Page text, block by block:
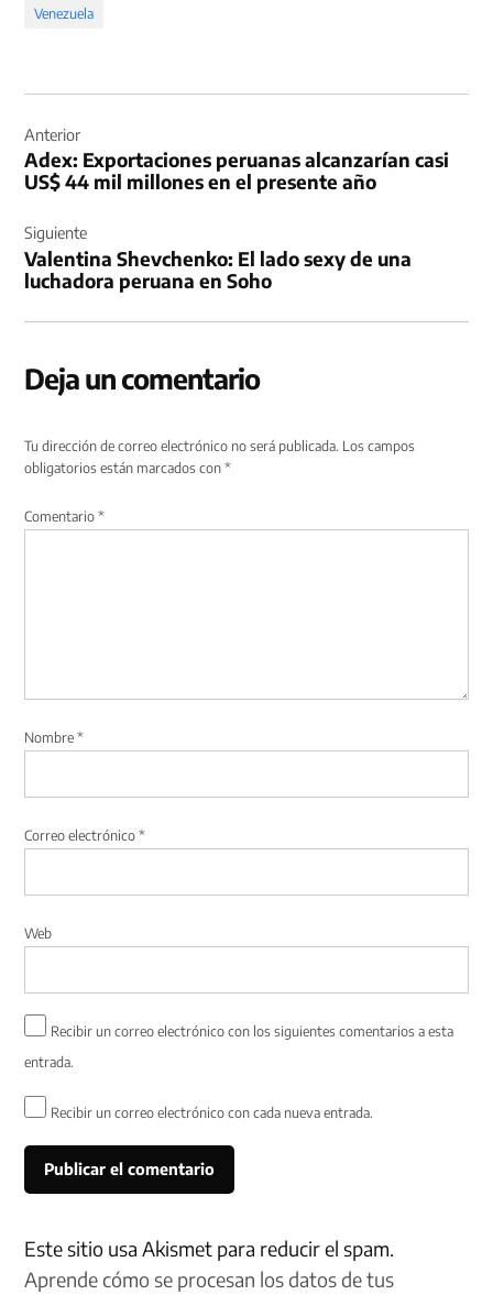
Venezuela
de
entradas
Anterior
Adex: Exportaciones peruanas alcanzarían casi
US$ 44 mil millones en el presente año
Siguiente
Valentina Shevchenko: El lado sexy de una
luchadora peruana en Soho
Deja un comentario
Tu dirección de correo electrónico no será publicada. Los campos
obligatorios están marcados con*
Comentario*
Nombre*
Correo electrónico*
Web
Recibir un correo electrónico con los siguientes comentarios a esta
entrada.
Recibir un correo electrónico con cada nueva entrada.
Este sitio usa Akismet para reducir el spam.
Aprende cómo se procesan los datos de tus